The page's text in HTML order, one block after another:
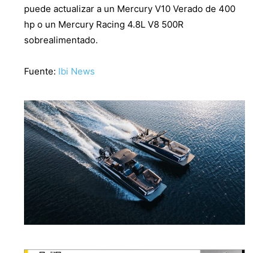
puede actualizar a un Mercury V10 Verado de 400
hp o un Mercury Racing 4.8L V8 500R
sobrealimentado.
Fuente: Ibi News